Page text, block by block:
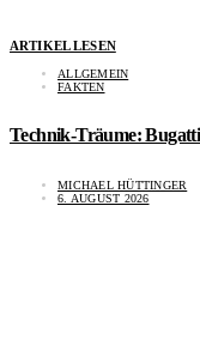
ARTIKEL LESEN
ALLGEMEIN
FAKTEN
Technik-Träume:
MICHAEL HÜTTINGER
6. AUGUST 2026